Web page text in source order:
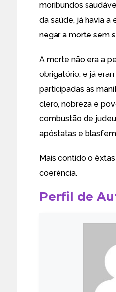
moribundos
da saúde, já havia a
negar a morte sem
A morte não era a
obrigatório, e já
participadas as
clero, nobreza e
combustão de
apóstatas e
Mais contido o
coerência.
Perfil de